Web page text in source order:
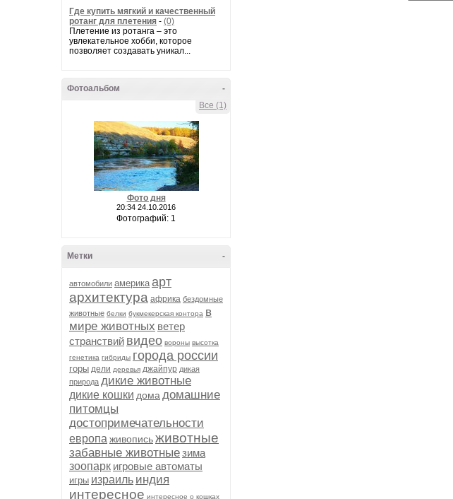
Где купить мягкий и качественный
ротанг для плетения - (0)
Плетение из ротанга – это
увлекательное хобби, которое
позволяет создавать уникал...
-
Фотоальбом
Все (1)
Фото дня
20:34 24.10.2016
Фотографий: 1
-
Метки
автомобили америка арт
архитектура африка бездомные
животные белки букмекерская контора в
мире животных ветер
странствий видео вороны высотка
генетика гибриды города россии
горы дели деревья джайпур дикая
природа дикие животные
дикие кошки дома домашние
питомцы
достопримечательности
европа живописьживотные
забавные животныезима
зоопарк игровые автоматы
игры израиль индия
интересное интересное о кошках